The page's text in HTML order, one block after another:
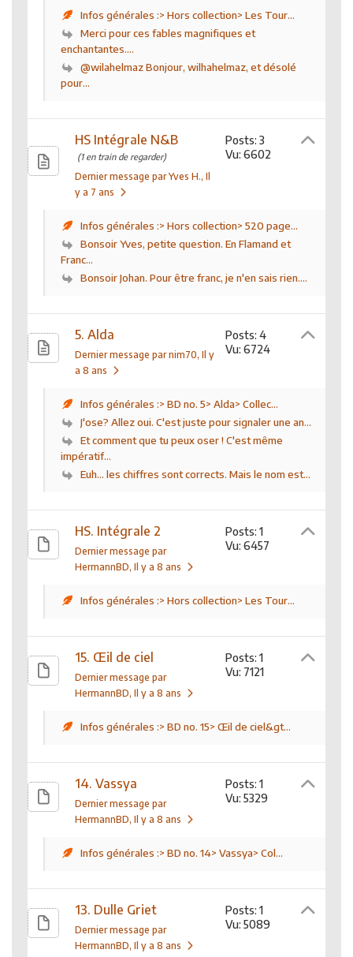
Infos générales :> Hors collection> Les Tour...
Merci pour ces fables magnifiques et
enchantantes....
@wilahelmaz Bonjour, wilhahelmaz, et désolé
pour...
HS Intégrale N&B
(1 en train de regarder)
Dernier message par Yves H., Il
y a 7 ans
Posts: 3
Vu: 6602
Infos générales :> Hors collection> 520 page...
Bonsoir Yves, petite question. En Flamand et
Franc...
Bonsoir Johan. Pour être franc, je n'en sais rien....
5. Alda
Dernier message par nim70, Il y
a 8 ans
Posts: 4
Vu: 6724
Infos générales :> BD no. 5> Alda> Collec...
J'ose? Allez oui. C'est juste pour signaler une an...
Et comment que tu peux oser ! C'est même
impératif...
Euh... les chiffres sont corrects. Mais le nom est...
HS. Intégrale 2
Dernier message par
HermannBD, Il y a 8 ans
Posts: 1
Vu: 6457
Infos générales :> Hors collection> Les Tour...
15. Œil de ciel
Dernier message par
HermannBD, Il y a 8 ans
Posts: 1
Vu: 7121
Infos générales :> BD no. 15> Œil de ciel&gt...
14. Vassya
Dernier message par
HermannBD, Il y a 8 ans
Posts: 1
Vu: 5329
Infos générales :> BD no. 14> Vassya> Col...
13. Dulle Griet
Dernier message par
HermannBD, Il y a 8 ans
Posts: 1
Vu: 5089